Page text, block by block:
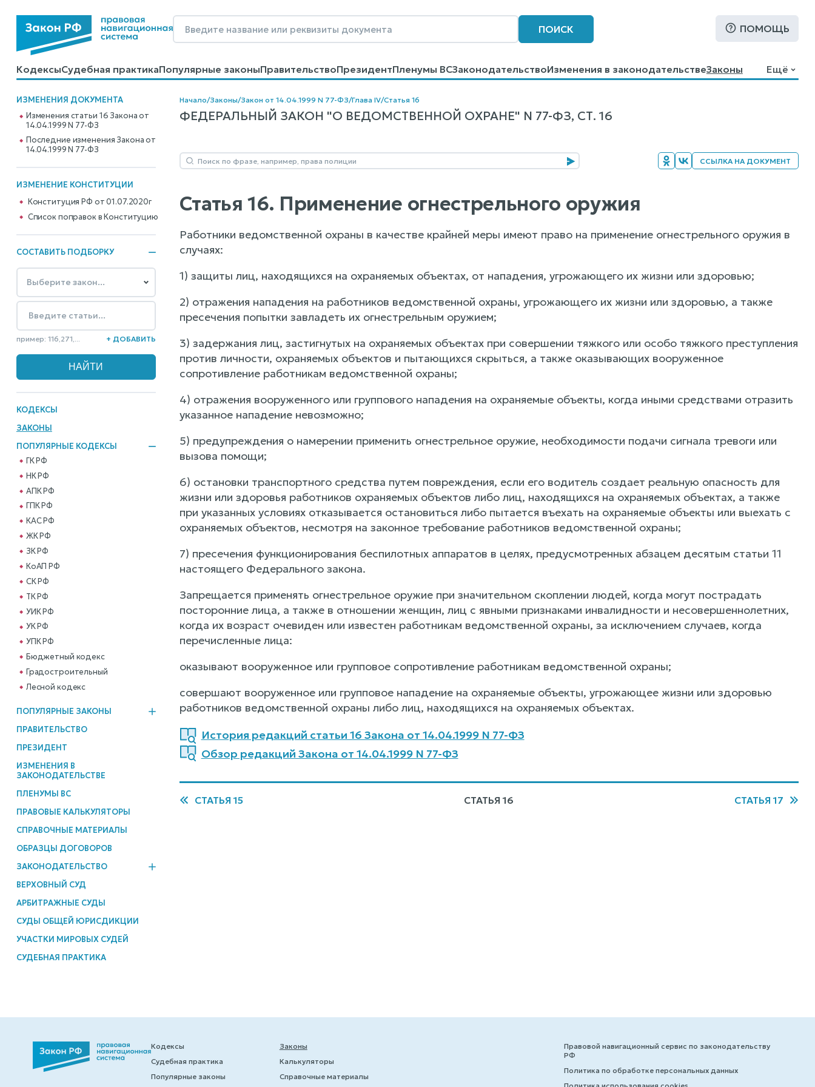
ПОИСК ПОМОЩЬ
КодексыСудебная практикаПопулярные законыПравительствоПрезидентПленумы ВСЗаконодательствоИзменения в законодательствеЗаконы
КалькуляторыСправочные материалыОбразцы договоровКонтактыПомощьПоиск
Ещё
ИЗМЕНЕНИЯ ДОКУМЕНТА
Изменения статьи 16 Закона от
14.04.1999 N 77-ФЗ
Последние изменения Закона от
14.04.1999 N 77-ФЗ
ИЗМЕНЕНИЕ КОНСТИТУЦИИ
Конституция РФ от 01.07.2020г
Cписок поправок в Конституцию
СОСТАВИТЬ ПОДБОРКУ
пример: 116,271,... + ДОБАВИТЬ
КОДЕКСЫ
ЗАКОНЫ
ПОПУЛЯРНЫЕ КОДЕКСЫ
ГК РФ
НК РФ
АПК РФ
ГПК РФ
КАС РФ
ЖК РФ
ЗК РФ
КоАП РФ
СК РФ
ТК РФ
УИК РФ
УК РФ
УПК РФ
Бюджетный кодекс
Градостроительный
Лесной кодекс
ПОПУЛЯРНЫЕ ЗАКОНЫ
ПРАВИТЕЛЬСТВО
ПРЕЗИДЕНТ
ИЗМЕНЕНИЯ В
ЗАКОНОДАТЕЛЬСТВЕ
ПЛЕНУМЫ ВС
ПРАВОВЫЕ КАЛЬКУЛЯТОРЫ
СПРАВОЧНЫЕ МАТЕРИАЛЫ
ОБРАЗЦЫ ДОГОВОРОВ
ЗАКОНОДАТЕЛЬСТВО
ВЕРХОВНЫЙ СУД
АРБИТРАЖНЫЕ СУДЫ
СУДЫ ОБЩЕЙ ЮРИСДИКЦИИ
УЧАСТКИ МИРОВЫХ СУДЕЙ
СУДЕБНАЯ ПРАКТИКА
Начало/Законы/Закон от 14.04.1999 N 77-ФЗ/Глава IV/Статья 16
ФЕДЕРАЛЬНЫЙ ЗАКОН "О ВЕДОМСТВЕННОЙ ОХРАНЕ" N 77-ФЗ, СТ. 16
ССЫЛКА НА ДОКУМЕНТ
Статья 16. Применение огнестрельного оружия
Работники ведомственной охраны в качестве крайней меры имеют право на применение огнестрельного оружия в
случаях:
1) защиты лиц, находящихся на охраняемых объектах, от нападения, угрожающего их жизни или здоровью;
2) отражения нападения на работников ведомственной охраны, угрожающего их жизни или здоровью, а также
пресечения попытки завладеть их огнестрельным оружием;
3) задержания лиц, застигнутых на охраняемых объектах при совершении тяжкого или особо тяжкого преступления
против личности, охраняемых объектов и пытающихся скрыться, а также оказывающих вооруженное
сопротивление работникам ведомственной охраны;
4) отражения вооруженного или группового нападения на охраняемые объекты, когда иными средствами отразить
указанное нападение невозможно;
5) предупреждения о намерении применить огнестрельное оружие, необходимости подачи сигнала тревоги или
вызова помощи;
6) остановки транспортного средства путем повреждения, если его водитель создает реальную опасность для
жизни или здоровья работников охраняемых объектов либо лиц, находящихся на охраняемых объектах, а также
при указанных условиях отказывается остановиться либо пытается въехать на охраняемые объекты или выехать с
охраняемых объектов, несмотря на законное требование работников ведомственной охраны;
7) пресечения функционирования беспилотных аппаратов в целях, предусмотренных абзацем десятым статьи 11
настоящего Федерального закона.
Запрещается применять огнестрельное оружие при значительном скоплении людей, когда могут пострадать
посторонние лица, а также в отношении женщин, лиц с явными признаками инвалидности и несовершеннолетних,
когда их возраст очевиден или известен работникам ведомственной охраны, за исключением случаев, когда
перечисленные лица:
оказывают вооруженное или групповое сопротивление работникам ведомственной охраны;
совершают вооруженное или групповое нападение на охраняемые объекты, угрожающее жизни или здоровью
работников ведомственной охраны либо лиц, находящихся на охраняемых объектах.
История редакций статьи 16 Закона от 14.04.1999 N 77-ФЗ
Обзор редакций Закона от 14.04.1999 N 77-ФЗ
СТАТЬЯ 15 СТАТЬЯ 16 СТАТЬЯ 17
Кодексы
Судебная практика
Популярные законы
Законы
Калькуляторы
Справочные материалы
Правовой навигационный сервис по законодательству
РФ
Политика по обработке персональных данных